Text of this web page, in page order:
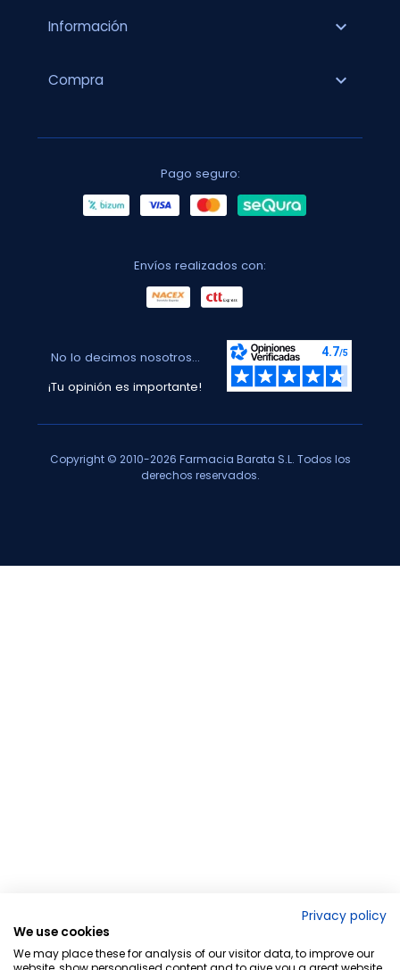
Información expand_more
Compra expand_more
Pago seguro:
Envíos realizados con:
No lo decimos nosotros...
¡Tu opinión es importante!
Copyright © 2010-2026 Farmacia Barata S.L. Todos los
derechos reservados.
Privacy policy
We use cookies
We may place these for analysis of our visitor data, to improve our